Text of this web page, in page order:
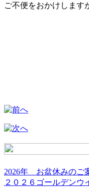
ご不便をおかけします
2026年 お盆休みのご
２０２６ゴールデンウ